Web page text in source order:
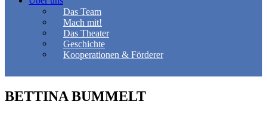
Das Team
Mach mit!
Das Theater
Geschichte
Kooperationen & Förderer
BETTINA BUMMELT